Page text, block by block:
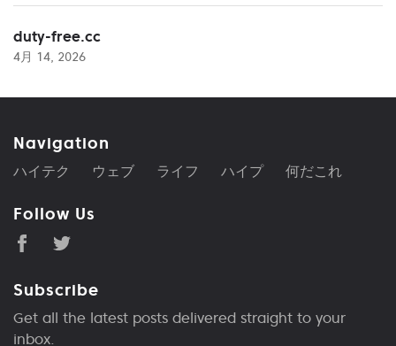
duty-free.cc
4月 14, 2026
Navigation
ハイテク ウェブ ライフ ハイプ 何だこれ
Follow Us
Subscribe
Get all the latest posts delivered straight to your
inbox.